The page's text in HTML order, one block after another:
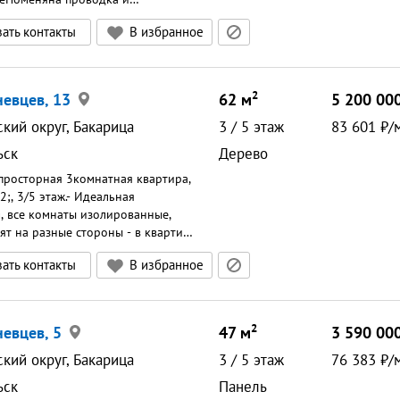
в хорошем
приличные.Во дворе
и шкаф в большой
рядом с домом.Остановка в
города 10 минут на
под материнский
контакты В избранное
13
округ, Бакарица
3комнатная квартира,
3/5 этаж.- Идеальная
все комнаты изолированные,
на разные стороны - в квартире
естественного света. - Свежий
ремонт, пластиковые окна,
санузел, полы: кафель в ванной,
Часть мебели и техника
владельцам в подарок.-
перепланировка, счётчики на
доступности детский сад,
контакты В избранное
62 м2
3 / 5 этаж
Дерево
5 200
83 601 /
5
округ, Бакарица
47м2
3 / 5 этаж
Панель
3 590
76 383 /